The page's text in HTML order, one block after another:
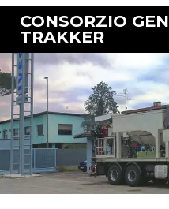
CONSORZIO
TRAKKER